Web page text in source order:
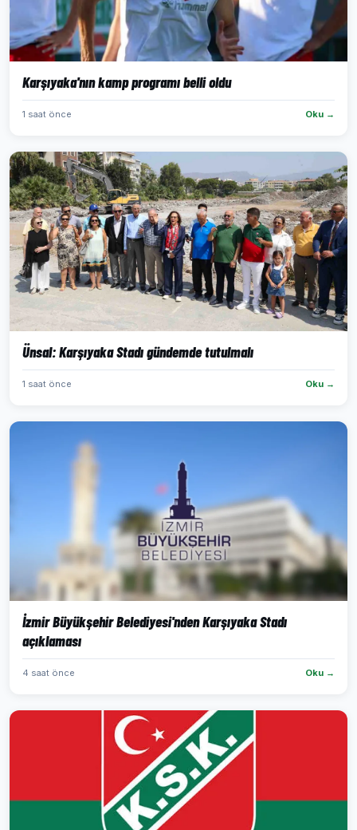
Karşıyaka'nın kamp programı belli oldu
1 saat önce Oku →
Ünsal: Karşıyaka Stadı gündemde tutulmalı
1 saat önce Oku →
İzmir Büyükşehir Belediyesi'nden Karşıyaka Stadı
açıklaması
4 saat önce Oku →